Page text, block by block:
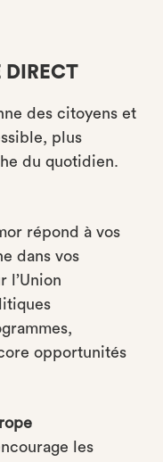
DIRECT
des citoyens et
plus
du quotidien.
répond à vos
dans vos
l’Union
opportunités
les